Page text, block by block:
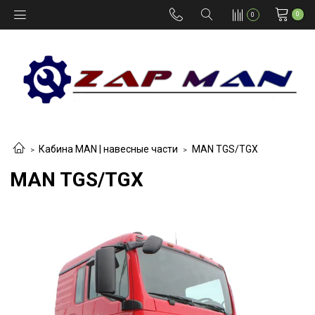
0 0
Кабина MAN | навесные части MAN TGS/TGX
MAN TGS/TGX